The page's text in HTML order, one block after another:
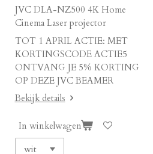
JVC DLA-NZ500 4K Home
Cinema Laser projector
TOT 1 APRIL ACTIE: MET
KORTINGSCODE ACTIE5
ONTVANG JE 5% KORTING
OP DEZE JVC BEAMER
Bekijk details
In winkelwagen